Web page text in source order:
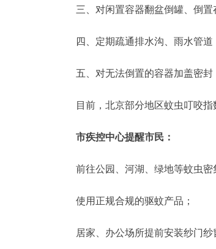
三、对闲置容器翻盆倒罐、倒置
四、定期疏通排水沟、雨水管
五、对无法倒置的容器加盖密
目前，北京部分地区蚊虫叮咬
市疾控中心提醒市民：
前往公园、河湖、绿地等蚊虫密
使用正规合规的驱蚊产品；
居家、办公场所提前安装纱门纱